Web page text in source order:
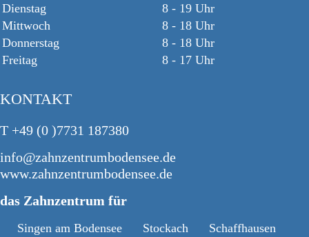
Dienstag
8 - 19 Uhr
Mittwoch
8 - 18 Uhr
Donnerstag
8 - 18 Uhr
Freitag
8 - 17 Uhr
KONTAKT
T +49 (0 )7731 187380
info@zahnzentrumbodensee.de
www.zahnzentrumbodensee.de
das Zahnzentrum für
Singen am Bodensee Stockach Schaffhausen